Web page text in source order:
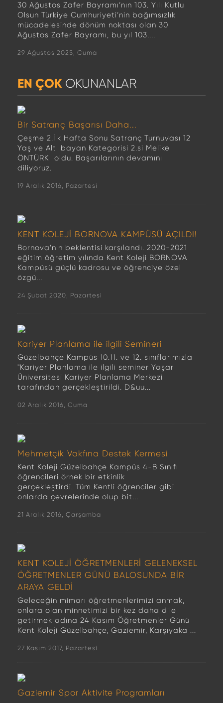
30 Ağustos Zafer Bayramı’nın 103. Yılı Kutlu
Olsun Türkiye Cumhuriyeti’nin bağımsızlık
mücadelesinde dönüm noktası olan 30
Ağustos Zafer Bayramı, bu yıl 103....
29 Ağustos 2025, Cuma
EN ÇOK OKUNANLAR
Bir Satranç Başarısı Daha...
Çeşme 2.İlk Hafta Sonu Satranç Turnuvası 12
Yaş ve Altı bayan Kategorisi 2.si Melike
ÖNTÜRK oldu. Başarılarının devamını
diliyoruz.
19 Aralık 2016, Pazartesi
KENT KOLEJİ BORNOVA KAMPÜSÜ AÇILDI!
Bornova’nın beklentisi karşılandı. 2020-2021
eğitim öğretim yılında Kent Koleji BORNOVA
Kampüsü güçlü kadrosu ve öğrenciye özel
özgü...
24 Şubat 2020, Pazartesi
Kariyer Planlama ile ilgili Semineri
Güzelbahçe Kampüs 10.11. ve 12. sınıflarımızla
"Kariyer Planlama ile ilgili seminer Yaşar
Üniversitesi Kariyer Planlama Merkezi
tarafından gerçekleştirildi. D&uu...
02 Aralık 2016, Cuma
Mehmetçik Vakfına Destek Kermesi
Kent Koleji Güzelbahçe Kampüs 4-B Sınıfı
öğrencileri örnek bir etkinlik
gerçekleştirdi. Tüm Kentli öğrenciler gibi
onlarda çevrelerinde olup bit...
21 Aralık 2016, Çarşamba
KENT KOLEJİ ÖĞRETMENLERİ GELENEKSEL
ÖĞRETMENLER GÜNÜ BALOSUNDA BİR
ARAYA GELDİ
Geleceğin mimarı öğretmenlerimizi anmak,
onlara olan minnetimizi bir kez daha dile
getirmek adına 24 Kasım Öğretmenler Günü
Kent Koleji Güzelbahçe, Gaziemir, Karşıyaka ...
27 Kasım 2017, Pazartesi
Gaziemir Spor Aktivite Programları